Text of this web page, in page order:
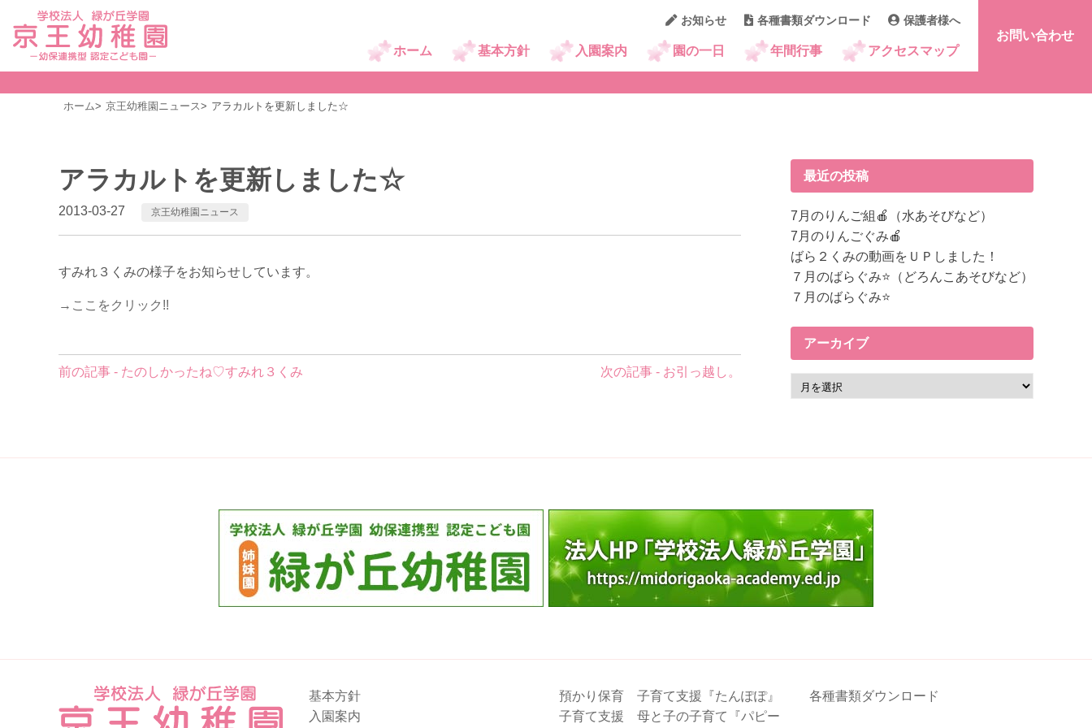
お知らせ 各種書類ダウンロード 保護者様へ
ホーム 基本方針 入園案内 園の一日 年間行事 アクセスマップ
お問い合わせ
京王幼稚園ニュース
ホーム 京王幼稚園ニュース アラカルトを更新しました☆
アラカルトを更新しました☆
2013-03-27 京王幼稚園ニュース
すみれ３くみの様子をお知らせしています。
→ここをクリック!!
前
前の記事 - たのしかったね♡すみれ３くみ 次の記事 - お引っ越し。
最近の投稿
7月のりんご組🍎（水あそびなど）
7月のりんごぐみ🍎
ばら２くみの動画をＵＰしました！
７月のばらぐみ⭐（どろんこあそびなど）
７月のばらぐみ⭐
アーカイブ
ー
基本方針
入園案内
預かり保育 子育て支援『たんぽぽ』
子育て支援 母と子の子育て『パピー
各種書類ダウンロード